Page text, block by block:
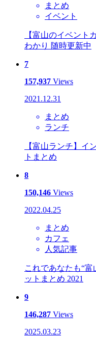
まとめ
イベント
【富山のイベント
わかり 随時更新中
7
157,937 Views
2021.12.31
まとめ
ランチ
【富山ランチ】イ
トまとめ
8
150,146 Views
2022.04.25
まとめ
カフェ
人気記事
これであなたも“
ットまとめ 2021
9
146,287 Views
2025.03.23